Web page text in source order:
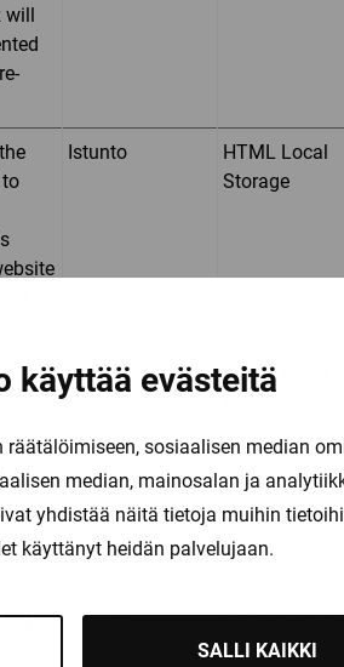
käyttää evästeitä
sosiaalisen median
median, mainosalan ja
yhdistää näitä tietoja muihin
käyttänyt heidän palvelujaan.
SALLI KAIKKI
Istunto
HTML Local
Storage
the
on
Pysyvä
HTML Local
if
1 päivä HTTP-eväste
if
Istunto HTTP-eväste